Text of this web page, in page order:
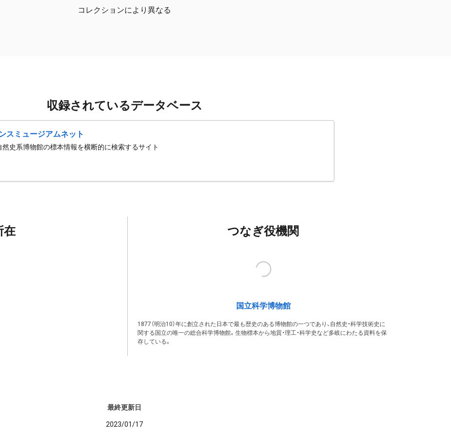
コレクションにより異なる
収録されているデータベース
スミュージアムネット
然史系博物館の標本情報を横断的に検索するサイト
在 つなぎ役機関
国立科学博物館
1877（明治10）年に創立された日本で最も歴史のある博物館の一つであり、自然史・科学技術史に
関する国立の唯一の総合科学博物館。生物標本から地質・理工・科学史など多岐にわたる資料を保
存している。
最終更新日
2023/01/17